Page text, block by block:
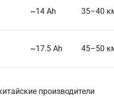
~14 Ah 35–40
~17.5 Ah 45–50
производители